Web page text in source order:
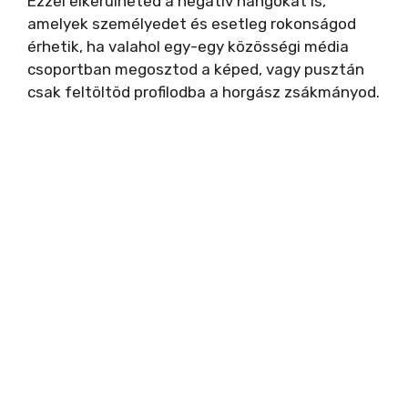
V
i
amelyek személyedet és esetleg rokonságod
érhetik, ha valahol egy-egy közösségi média
csoportban megosztod a képed, vagy pusztán
csak feltöltöd profilodba a horgász zsákmányod.